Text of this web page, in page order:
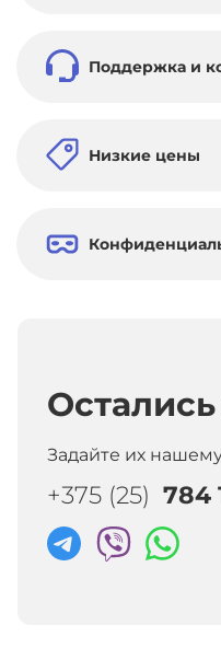
Поддержка и
Низкие цены
Задайте их
+375 (25) 784